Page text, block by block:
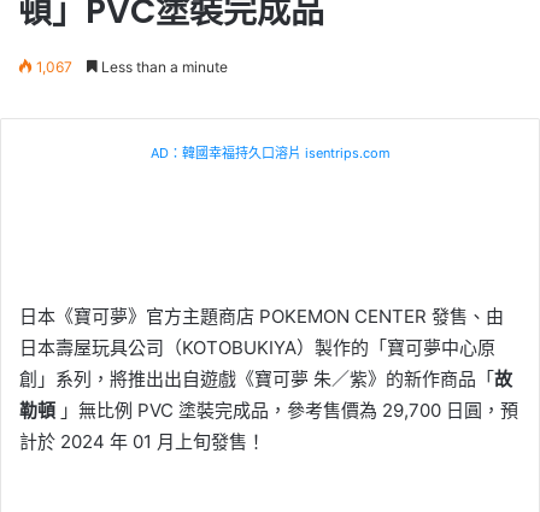
頓」PVC塗裝完成品
1,067 Less than a minute
AD：韓國幸福持久口溶片 isentrips.com
日本《寶可夢》官方主題商店 POKEMON CENTER 發售、由
日本壽屋玩具公司（KOTOBUKIYA）製作的「寶可夢中心原
創」系列，將推出出自遊戲《寶可夢 朱／紫》的新作商品「 故
勒頓 」無比例 PVC 塗裝完成品，參考售價為 29,700 日圓，預
計於 2024 年 01 月上旬發售！